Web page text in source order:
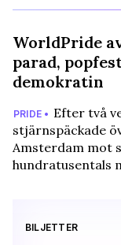
WorldPride
parad,
demokratin
PRIDE • Efter två
stjärnspäckade
Amsterdam mot
hundratusentals
BILJETTER